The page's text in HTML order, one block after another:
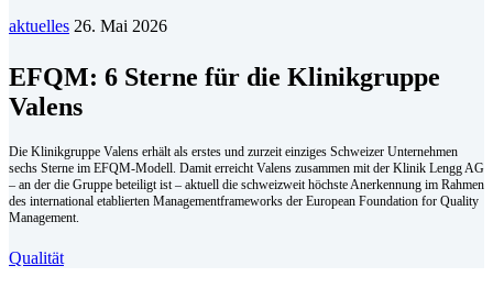
aktuelles 26. Mai 2026
EFQM: 6 Sterne für die Klinikgruppe
Valens
Die Klinikgruppe Valens erhält als erstes und zurzeit einziges Schweizer Unternehmen
sechs Sterne im EFQM-Modell. Damit erreicht Valens zusammen mit der Klinik Lengg AG
– an der die Gruppe beteiligt ist – aktuell die schweizweit höchste Anerkennung im Rahmen
des international etablierten Managementframeworks der European Foundation for Quality
Management.
Qualität